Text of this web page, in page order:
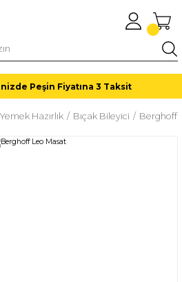
Peşin Fiyatına 3 Taksit
Yemek Hazırlık Bıçak Bileyici Berghoff